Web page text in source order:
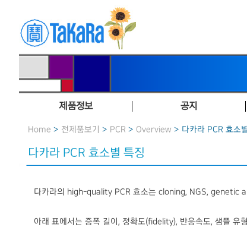
제품정보 공지
Home > 전제품보기 > PCR > Overview > 다카라 PCR 효소
다카라 PCR 효소별 특징
다카라의 high-quality PCR 효소는 cloning, NGS, genetic
아래 표에서는 증폭 길이, 정확도(fidelity), 반응속도, 샘플 유